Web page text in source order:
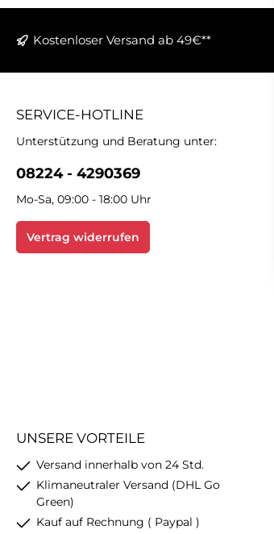
Kostenloser Versand ab 49€**
SERVICE-HOTLINE
Unterstützung und Beratung unter:
08224 - 4290369
Mo-Sa, 09:00 - 18:00 Uhr
Vertrag widerrufen
UNSERE VORTEILE
Versand innerhalb von 24 Std.
Klimaneutraler Versand (DHL Go
Green)
Kauf auf Rechnung ( Paypal )